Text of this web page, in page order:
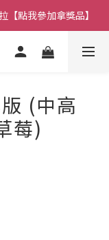
【點我參加拿獎品】
(中高
莓)